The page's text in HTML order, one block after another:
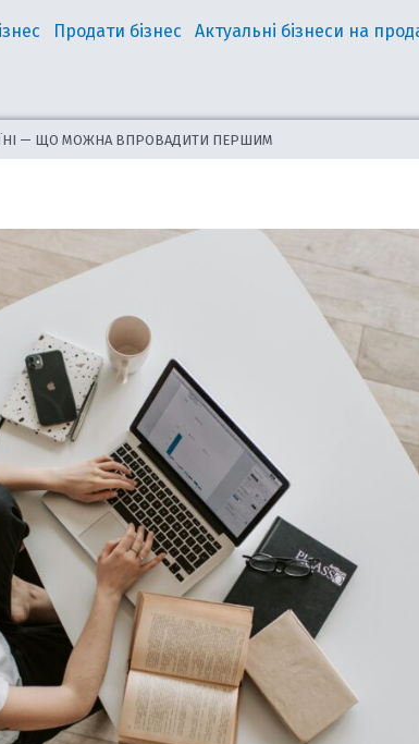
Продати бізнес Актуальні бізнеси на
— ЩО МОЖНА ВПРОВАДИТИ ПЕРШИМ